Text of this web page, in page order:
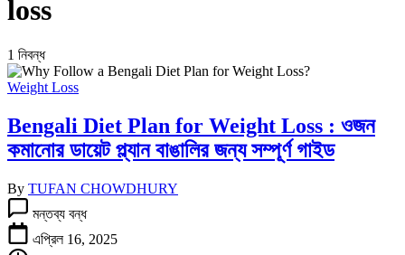
loss
1 নিবন্ধ
Weight Loss
Bengali Diet Plan for Weight Loss : ওজন
কমানোর ডায়েট প্ল্যান বাঙালির জন্য সম্পূর্ণ গাইড
By TUFAN CHOWDHURY
Diet
Plan
মন্তব্য বন্ধ
এপ্রিল 16, 2025